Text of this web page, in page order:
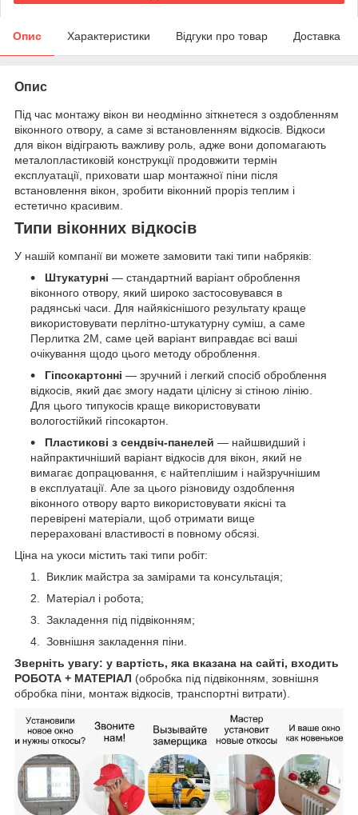
Опис Характеристики Відгуки про товар Доставка
Опис
Під час монтажу вікон ви неодмінно зіткнетеся з оздобленням
віконного отвору, а саме зі встановленням відкосів. Відкоси
для вікон відіграють важливу роль, адже вони допомагають
металопластиковій конструкції продовжити термін
експлуатації, приховати шар монтажної піни після
встановлення вікон, зробити віконний проріз теплим і
естетично красивим.
Типи віконних відкосів
У нашій компанії ви можете замовити такі типи набряків:
Штукатурні — стандартний варіант оброблення
віконного отвору, який широко застосовувався в
радянські часи. Для найякіснішого результату краще
використовувати перлітно-штукатурну суміш, а саме
Перлитка 2М, саме цей варіант виправдає всі ваші
очікування щодо цього методу оброблення.
Гіпсокартонні — зручний і легкий спосіб оброблення
відкосів, який дає змогу надати цілісну зі стіною лінію.
Для цього типукосів краще використовувати
вологостійкий гіпсокартон.
Пластикові з сендвіч-панелей — найшвидший і
найпрактичніший варіант відкосів для вікон, який не
вимагає допрацювання, є найтеплішим і найзручнішим
в експлуатації. Але за цього різновиду оздоблення
віконного отвору варто використовувати якісні та
перевірені матеріали, щоб отримати вище
перераховані властивості в повному обсязі.
Ціна на укоси містить такі типи робіт:
Виклик майстра за замірами та консультація;
Матеріал і робота;
Закладення під підвіконням;
Зовнішня закладення піни.
Зверніть увагу: у вартість, яка вказана на сайті, входить
РОБОТА + МАТЕРІАЛ (обробка під підвіконням, зовнішня
обробка піни, монтаж відкосів, транспортні витрати).